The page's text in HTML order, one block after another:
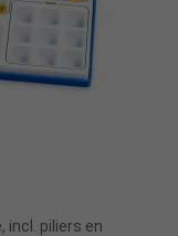
incl. piliers en